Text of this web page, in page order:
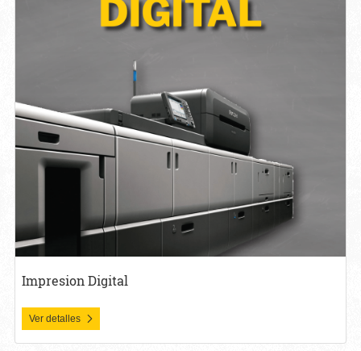
Impresion Digital
Ver detalles